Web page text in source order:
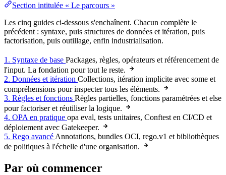
Section intitulée « Le parcours »
Les cinq guides ci-dessous s'enchaînent. Chacun complète le
précédent : syntaxe, puis structures de données et itération, puis
factorisation, puis outillage, enfin industrialisation.
1. Syntaxe de base Packages, règles, opérateurs et référencement de
l'input. La fondation pour tout le reste.
2. Données et itération Collections, itération implicite avec some et
compréhensions pour inspecter tous les éléments.
3. Règles et fonctions Règles partielles, fonctions paramétrées et else
pour factoriser et réutiliser la logique.
4. OPA en pratique opa eval, tests unitaires, Conftest en CI/CD et
déploiement avec Gatekeeper.
5. Rego avancé Annotations, bundles OCI, rego.v1 et bibliothèques
de politiques à l'échelle d'une organisation.
Par où commencer